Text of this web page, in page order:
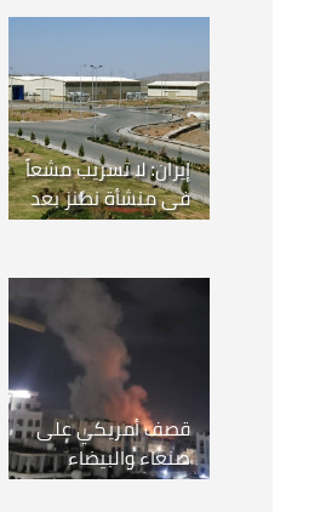
و«سيريك»
إيران: لا تسريب مشعاً
في منشأة نطنز بعد
قصفها
قصف أمريكي على
صنعاء والبيضاء
وصعدة.. وترمب: سيتم